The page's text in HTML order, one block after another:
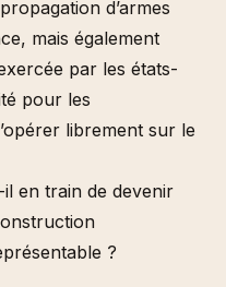
d’armes
mais également
par les états-
pour les
librement sur le
en train de devenir
?